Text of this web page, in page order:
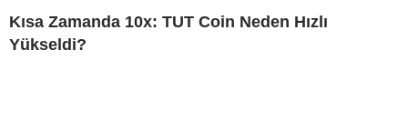
Kısa Zamanda 10x: TUT Coin Neden Hızlı
Yükseldi?